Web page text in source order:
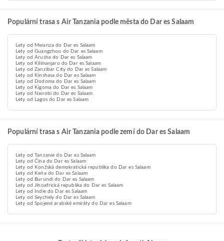
Populární trasa s Air Tanzania podle města do Dar es Salaam
Lety od Mwanza do Dar es Salaam
Lety od Guangzhou do Dar es Salaam
Lety od Arusha do Dar es Salaam
Lety od Kilimanjaro do Dar es Salaam
Lety od Zanzibar City do Dar es Salaam
Lety od Kinshasa do Dar es Salaam
Lety od Dodoma do Dar es Salaam
Lety od Kigoma do Dar es Salaam
Lety od Nairobi do Dar es Salaam
Lety od Lagos do Dar es Salaam
Populární trasa s Air Tanzania podle zemí do Dar es Salaam
Lety od Tanzanie do Dar es Salaam
Lety od Čína do Dar es Salaam
Lety od Konžská demokratická republika do Dar es Salaam
Lety od Keňa do Dar es Salaam
Lety od Burundi do Dar es Salaam
Lety od Jihoafrická republika do Dar es Salaam
Lety od Indie do Dar es Salaam
Lety od Seychely do Dar es Salaam
Lety od Spojené arabské emiráty do Dar es Salaam